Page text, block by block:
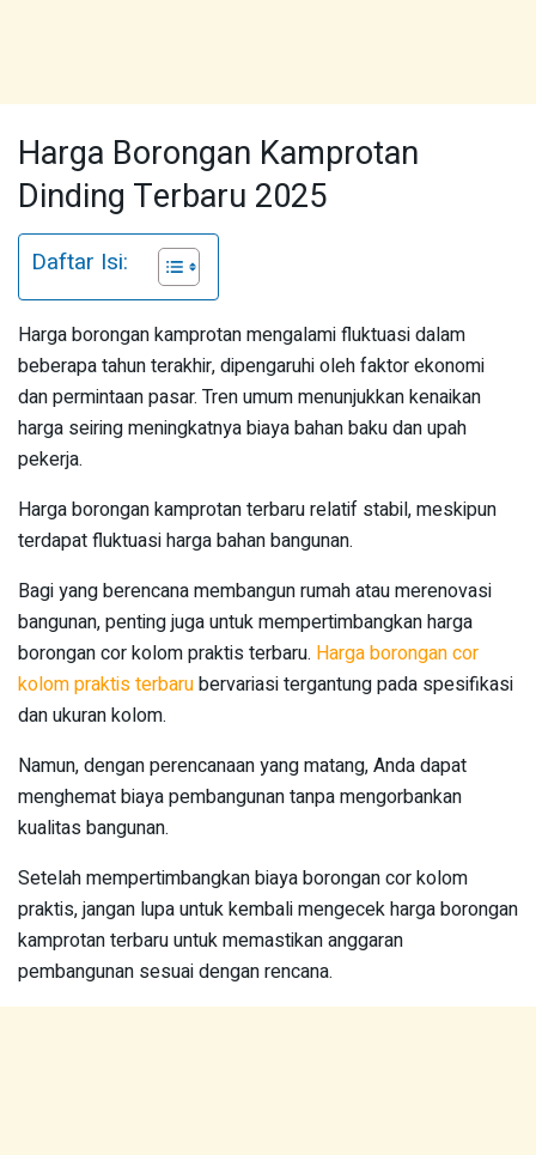
Harga Borongan Kamprotan
Dinding Terbaru 2025
Daftar Isi:
Harga borongan kamprotan mengalami fluktuasi dalam
beberapa tahun terakhir, dipengaruhi oleh faktor ekonomi
dan permintaan pasar. Tren umum menunjukkan kenaikan
harga seiring meningkatnya biaya bahan baku dan upah
pekerja.
Harga borongan kamprotan terbaru relatif stabil, meskipun
terdapat fluktuasi harga bahan bangunan.
Bagi yang berencana membangun rumah atau merenovasi
bangunan, penting juga untuk mempertimbangkan harga
borongan cor kolom praktis terbaru. Harga borongan cor
kolom praktis terbarubervariasi tergantung pada spesifikasi
dan ukuran kolom.
Namun, dengan perencanaan yang matang, Anda dapat
menghemat biaya pembangunan tanpa mengorbankan
kualitas bangunan.
Setelah mempertimbangkan biaya borongan cor kolom
praktis, jangan lupa untuk kembali mengecek harga borongan
kamprotan terbaru untuk memastikan anggaran
pembangunan sesuai dengan rencana.